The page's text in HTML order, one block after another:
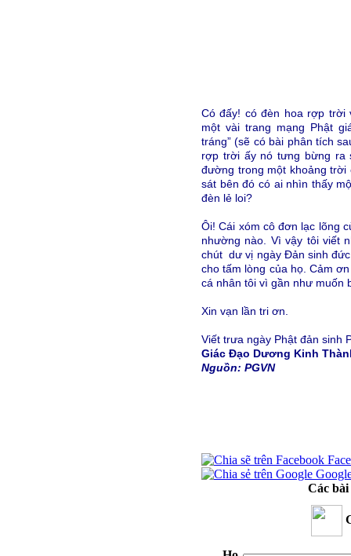
Có đấy! có đèn hoa rợp trời
một vài trang mạng Phật
tráng” (sẽ có bài phân tích
rợp trời ấy nó tưng bừng ra
đường trong một khoảng trời
sát bên đó có ai nhìn thấy
đèn lẻ loi?
Ôi! Cái xóm cô đơn lạc lõng
nhường nào. Vì vậy tôi viết
chút dư vị ngày Đản sinh
cho tấm lòng của họ. Cảm
cá nhân tôi vì gần như muốn
Xin vạn lần tri ơn.
Viết trưa ngày Phật đản sinh
Giác Đạo Dương Kinh
Nguồn: PGVN
Các